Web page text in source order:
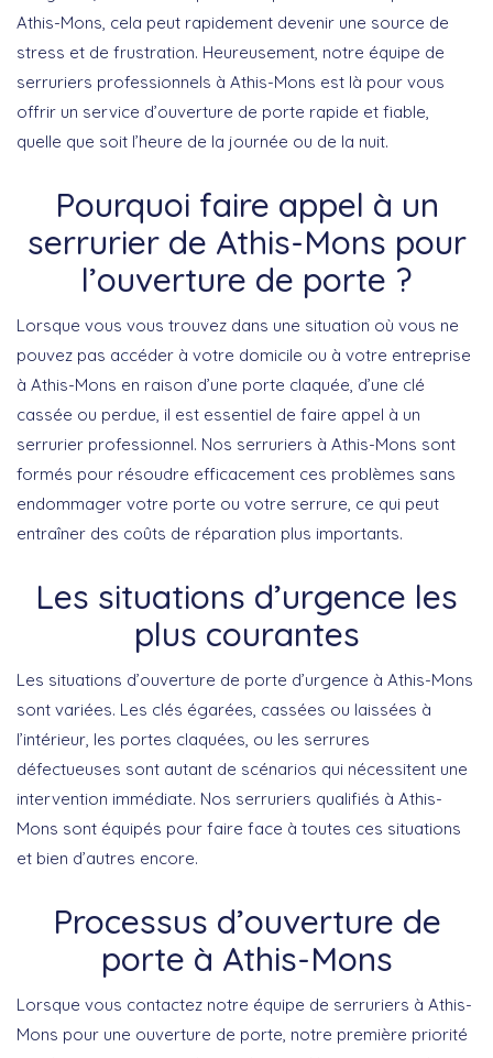
Athis-Mons, cela peut rapidement devenir une source de
stress et de frustration. Heureusement, notre équipe de
serruriers professionnels à Athis-Mons est là pour vous
offrir un service d’ouverture de porte rapide et fiable,
quelle que soit l’heure de la journée ou de la nuit.
Pourquoi faire appel à un
serrurier de Athis-Mons pour
l’ouverture de porte ?
Lorsque vous vous trouvez dans une situation où vous ne
pouvez pas accéder à votre domicile ou à votre entreprise
à Athis-Mons en raison d’une porte claquée, d’une clé
cassée ou perdue, il est essentiel de faire appel à un
serrurier professionnel. Nos serruriers à Athis-Mons sont
formés pour résoudre efficacement ces problèmes sans
endommager votre porte ou votre serrure, ce qui peut
entraîner des coûts de réparation plus importants.
Les situations d’urgence les
plus courantes
Les situations d’ouverture de porte d’urgence à Athis-Mons
sont variées. Les clés égarées, cassées ou laissées à
l’intérieur, les portes claquées, ou les serrures
défectueuses sont autant de scénarios qui nécessitent une
intervention immédiate. Nos serruriers qualifiés à Athis-
Mons sont équipés pour faire face à toutes ces situations
et bien d’autres encore.
Processus d’ouverture de
porte à Athis-Mons
Lorsque vous contactez notre équipe de serruriers à Athis-
Mons pour une ouverture de porte, notre première priorité